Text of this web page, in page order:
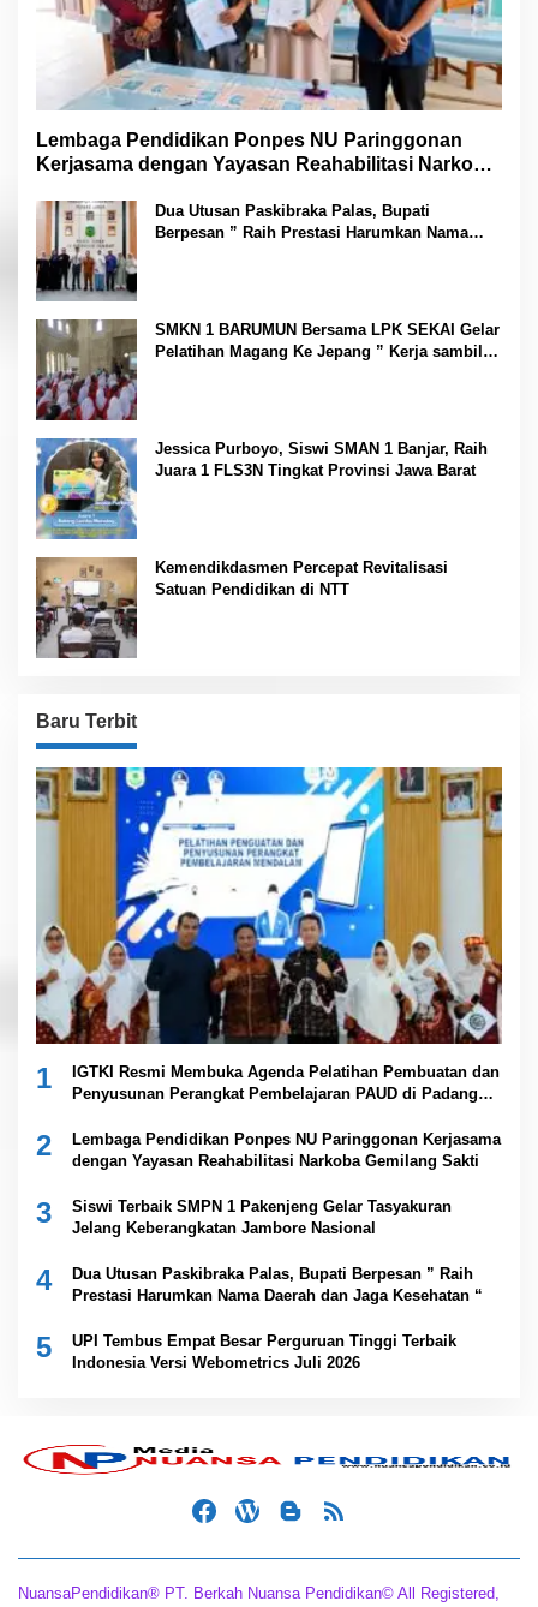
Lembaga Pendidikan Ponpes NU Paringgonan
Kerjasama dengan Yayasan Reahabilitasi Narkoba
Dua Utusan Paskibraka Palas, Bupati
Berpesan ” Raih Prestasi Harumkan Nama
SMKN 1 BARUMUN Bersama LPK SEKAI Gelar
Pelatihan Magang Ke Jepang ” Kerja sambil
Jessica Purboyo, Siswi SMAN 1 Banjar, Raih
Juara 1 FLS3N Tingkat Provinsi Jawa Barat
Kemendikdasmen Percepat Revitalisasi
Satuan Pendidikan di NTT
Baru Terbit
1
IGTKI Resmi Membuka Agenda Pelatihan Pembuatan dan
Penyusunan Perangkat Pembelajaran PAUD di Padang
2
Lembaga Pendidikan Ponpes NU Paringgonan Kerjasama
dengan Yayasan Reahabilitasi Narkoba Gemilang Sakti
3
Siswi Terbaik SMPN 1 Pakenjeng Gelar Tasyakuran
Jelang Keberangkatan Jambore Nasional
4
Dua Utusan Paskibraka Palas, Bupati Berpesan ” Raih
Prestasi Harumkan Nama Daerah dan Jaga Kesehatan “
5
UPI Tembus Empat Besar Perguruan Tinggi Terbaik
Indonesia Versi Webometrics Juli 2026
NuansaPendidikan® PT. Berkah Nuansa Pendidikan© All Registered,